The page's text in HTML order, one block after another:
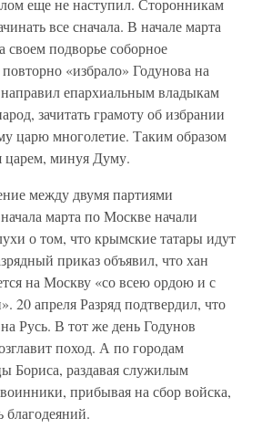
еще не наступил. Сторонникам
все сначала. В начале марта
своем подворье соборное
«избрало» Годунова на
епархиальным владыкам
зачитать грамоту об избрании
царю многолетие. Таким образом
царем, минуя Думу.
между двумя партиями
марта по Москве начали
о том, что крымские татары идут
приказ объявил, что хан
на Москву «со всею ордою и с
20 апреля Разряд подтвердил, что
Русь. В тот же день Годунов
поход. А по городам
Бориса, раздавая служилым
прибывая на сбор войска,
благодеяний.